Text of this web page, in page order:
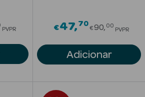
reduced from
PVPR €47 70Price
€90 00
PVPR
Adicionar